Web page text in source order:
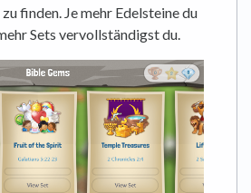
finden. Je mehr Edelsteine du
Sets vervollständigst du.